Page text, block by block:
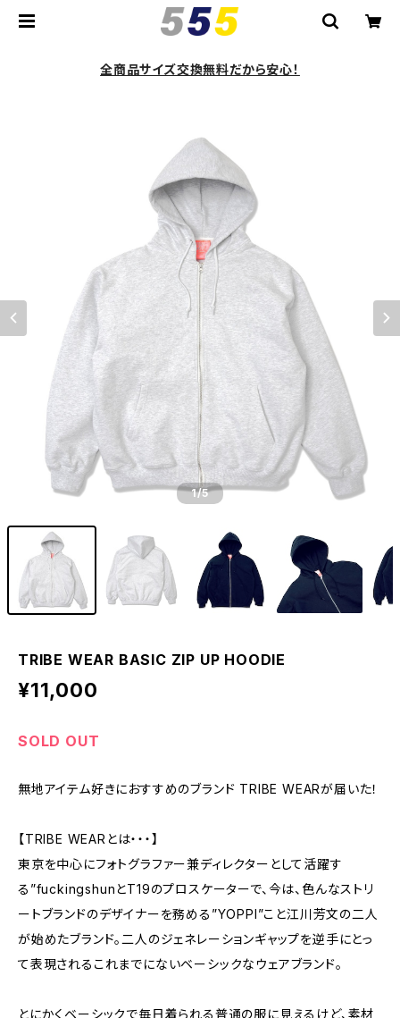
全商品サイズ交換無料だから安心！
1/5
TRIBE WEAR BASIC ZIP UP HOODIE
¥11,000
SOLD OUT
無地アイテム好きにおすすめのブランド TRIBE WEARが届いた！
【TRIBE WEARとは・・・】
東京を中心にフォトグラファー兼ディレクターとして活躍す
る”fuckingshunとT19のプロスケーターで、今は、色んなストリ
ートブランドのデザイナーを務める”YOPPI”こと江川芳文の二人
が始めたブランド。二人のジェネレーションギャップを逆手にとっ
て表現されるこれまでにないベーシックなウェアブランド。
とにかくベーシックで毎日着られる普通の服に見えるけど、素材